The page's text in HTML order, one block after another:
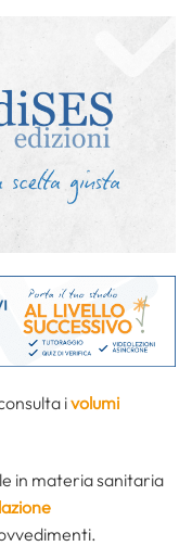
ivolumi
in materia sanitaria